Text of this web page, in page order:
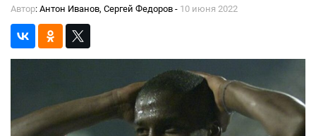
Автор: Антон Иванов, Сергей Федоров - 10 июня 2022